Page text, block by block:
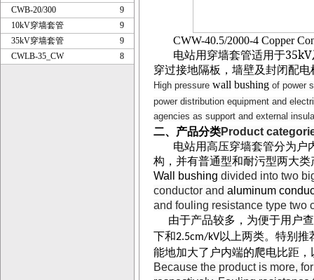
CWB-20/300
9
10kV穿墙套管
9
35kV穿墙套管
9
CWLB-35_CW
8
CWW-40.5/2000-4 Copper
电站用穿墙套管适用于35kV
穿过接地隔板，墙壁及封闭配
High pressure wall bushingof power
power distribution equipment and
agencies as support and external
二、产品分类Product
电站用高压穿墙套管分为户
构，并有普通型和耐污型两大类
Wall bushing divided into two
conductor and aluminum
and fouling resistance type two
由于产品较多，为便于用户
下和2.5cm/kV以上两类。特别推
能地加大了户内端的爬电比距
Because the product is more,